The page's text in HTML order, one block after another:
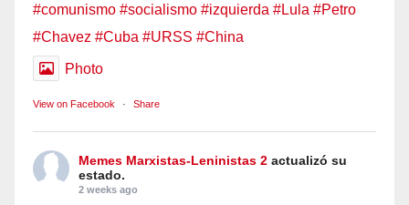
#comunismo #socialismo #izquierda #Lula #Petro
#Chavez #Cuba #URSS #China
Photo
View on Facebook · Share
Memes Marxistas-Leninistas 2 actualizó su
estado.
2 weeks ago